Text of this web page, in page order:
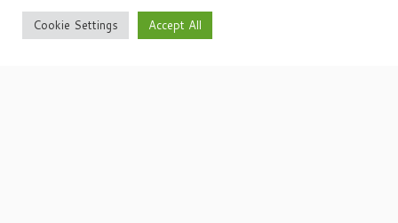
·© 2026Agorà·Powered by ·Designed con il
Cookie Settings Accept All